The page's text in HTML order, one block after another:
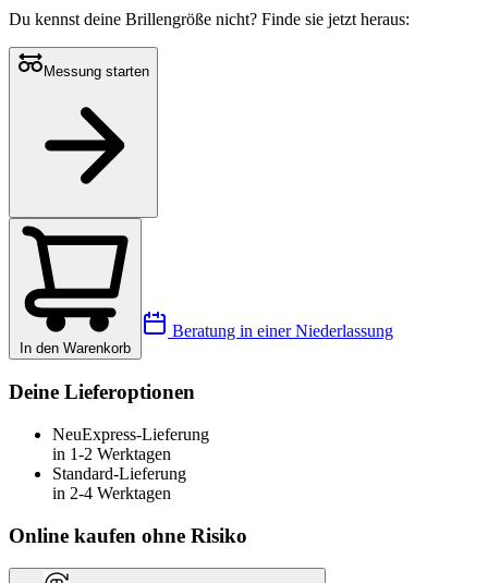
Du kennst deine Brillengröße nicht? Finde sie jetzt heraus:
Messung starten
In den Warenkorb
Beratung in einer Niederlassung
Deine Lieferoptionen
NeuExpress-Lieferung
in 1-2 Werktagen
Standard-Lieferung
in 2-4 Werktagen
Online kaufen ohne Risiko